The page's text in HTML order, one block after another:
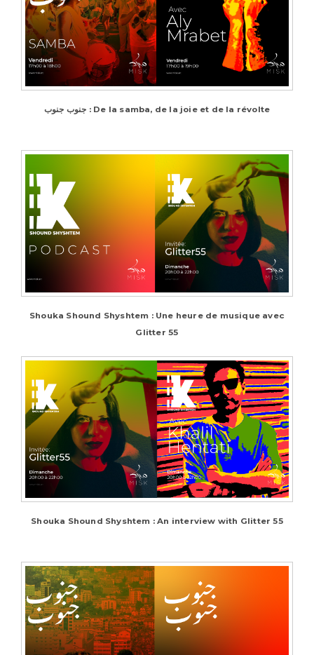
جنوب جنوب : De la samba, de la joie et de la révolte
Shouka Shound Shyshtem : Une heure de musique avec
Glitter 55
Shouka Shound Shyshtem : An interview with Glitter 55